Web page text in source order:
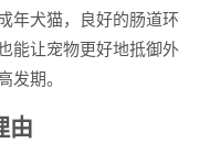
年犬猫，良好的肠道环
能让宠物更好地抵御外
发期。
由